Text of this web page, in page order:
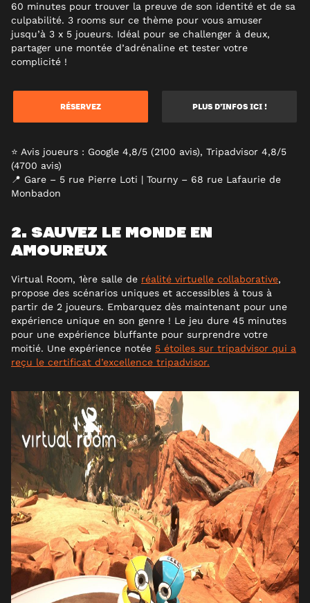
60 minutes pour trouver la preuve de son identité et de sa
culpabilité. 3 rooms sur ce thème pour vous amuser
jusqu’à 3 x 5 joueurs. Idéal pour se challenger à deux,
partager une montée d’adrénaline et tester votre
complicité !
RÉSERVEZ PLUS D’INFOS ICI !
⭐ Avis joueurs : Google 4,8/5 (2100 avis), Tripadvisor 4,8/5
(4700 avis)
📍 Gare – 5 rue Pierre Loti | Tourny – 68 rue Lafaurie de
Monbadon
2. SAUVEZ LE MONDE EN
AMOUREUX
Virtual Room, 1ère salle de réalité virtuelle collaborative,
propose des scénarios uniques et accessibles à tous à
partir de 2 joueurs. Embarquez dès maintenant pour une
expérience unique en son genre ! Le jeu dure 45 minutes
pour une expérience bluffante pour surprendre votre
moitié. Une expérience notée 5 étoiles sur tripadvisor qui a
reçu le certificat d’excellence tripadvisor.